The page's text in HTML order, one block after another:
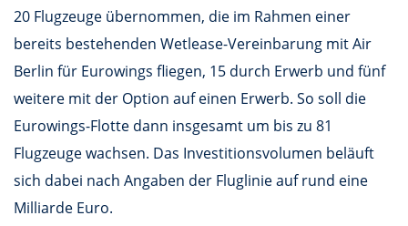
20 Flugzeuge übernommen, die im Rahmen einer
bereits bestehenden Wetlease-Vereinbarung mit Air
Berlin für Eurowings fliegen, 15 durch Erwerb und fünf
weitere mit der Option auf einen Erwerb. So soll die
Eurowings-Flotte dann insgesamt um bis zu 81
Flugzeuge wachsen. Das Investitionsvolumen beläuft
sich dabei nach Angaben der Fluglinie auf rund eine
Milliarde Euro.